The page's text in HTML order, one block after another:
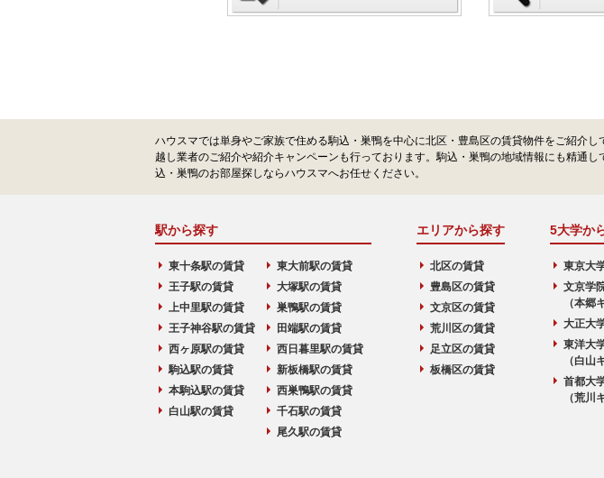
ハウスマでは単身やご家族で住める駒込・巣鴨を中心に北区・豊島区の賃貸物件をご紹介
越し業者のご紹介や紹介キャンペーンも行っております。駒込・巣鴨の地域情報にも精通
込・巣鴨のお部屋探しならハウスマへお任せください。
駅から探す
東十条駅の賃貸
王子駅の賃貸
上中里駅の賃貸
王子神谷駅の賃貸
西ヶ原駅の賃貸
駒込駅の賃貸
本駒込駅の賃貸
白山駅の賃貸
東大前駅の賃貸
大塚駅の賃貸
巣鴨駅の賃貸
田端駅の賃貸
西日暮里駅の賃貸
新板橋駅の賃貸
西巣鴨駅の賃貸
千石駅の賃貸
尾久駅の賃貸
エリアから探す
北区の賃貸
豊島区の賃貸
文京区の賃貸
荒川区の賃貸
足立区の賃貸
板橋区の賃貸
5大学か
東京大
文京学
（本郷
大正大
東洋大
（白山
首都大
（荒川